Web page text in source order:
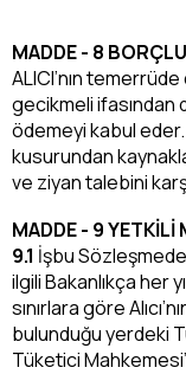
MADDE - 8
ALICI’nın
gecikmeli ifasından
ödemeyi kabul eder.
kusurundan
ve ziyan talebini
MADDE - 9 YETKİLİ
9.1 İşbu
ilgili Bakanlıkça her
sınırlara göre
bulunduğu yerdeki
Tüketici